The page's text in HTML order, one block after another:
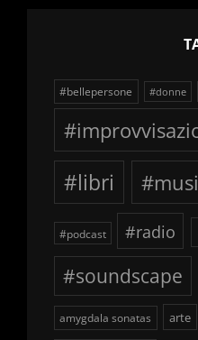
#bellepersone #donne
#libri
#podcast #radio
#soundscape
amygdala sonatas arte